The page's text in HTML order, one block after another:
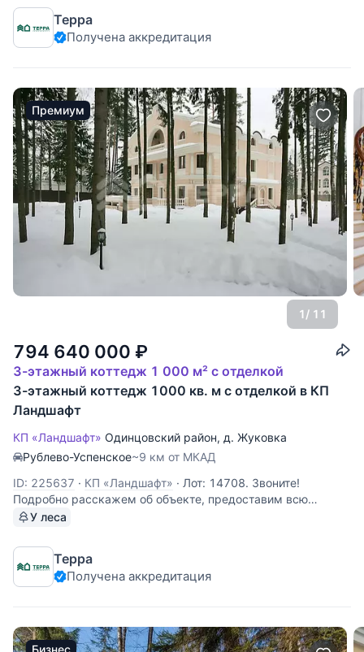
Терра
Получена аккредитация
Премиум
1/ 11
794 640 000 ₽
3-этажный коттедж 1 000 м² с отделкой
3-этажный коттедж 1000 кв. м с отделкой в КП
Ландшафт
КП «Ландшафт» Одинцовский район, д. Жуковка
Рублево-Успенское~9 км от МКАД
ID: 225637 · КП «Ландшафт» · Лот: 14708. Звоните!
Подробно расскажем об объекте, предоставим всю
необходимую информацию и оперативно покажем!
У леса
Терра
Получена аккредитация
Бизнес